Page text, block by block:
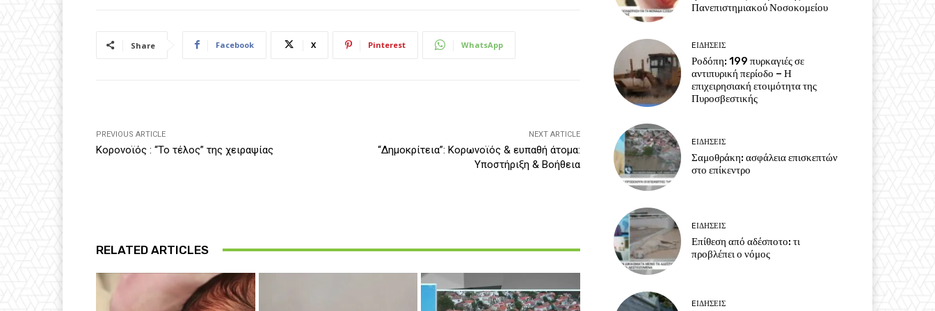
Share Facebook X Pinterest WhatsApp
PREVIOUS ARTICLE
Κορονοϊός : “Το τέλος” της χειραψίας
NEXT ARTICLE
“Δημοκρίτεια”: Κορωνοϊός & ευπαθή άτομα:
Υποστήριξη & Βοήθεια
RELATED ARTICLES
Πανεπιστημιακού Νοσοκομείου
EΙΔΗΣΕΙΣ
Ροδόπη: 199 πυρκαγιές σε
αντιπυρική περίοδο – Η
επιχειρησιακή ετοιμότητα της
Πυροσβεστικής
EΙΔΗΣΕΙΣ
Σαμοθράκη: ασφάλεια επισκεπτών
στο επίκεντρο
EΙΔΗΣΕΙΣ
Επίθεση από αδέσποτο: τι
προβλέπει ο νόμος
EΙΔΗΣΕΙΣ